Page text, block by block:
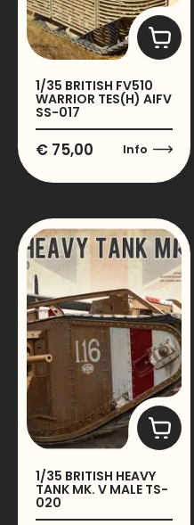
1/35 BRITISH FV510
WARRIOR TES(H) AIFV
SS-017
€ 75,00 Info
1/35 BRITISH HEAVY
TANK MK. V MALE TS-
020